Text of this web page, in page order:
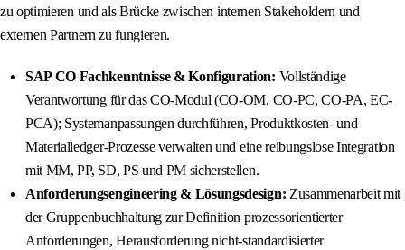
zu optimieren und als Brücke zwischen internen Stakeholdern und
externen Partnern zu fungieren.
SAP CO Fachkenntnisse & Konfiguration: Vollständige
Verantwortung für das CO-Modul (CO-OM, CO-PC, CO-PA, EC-
PCA); Systemanpassungen durchführen, Produktkosten- und
Materialledger-Prozesse verwalten und eine reibungslose Integration
mit MM, PP, SD, PS und PM sicherstellen.
Anforderungsengineering & Lösungsdesign: Zusammenarbeit mit
der Gruppenbuchhaltung zur Definition prozessorientierter
Anforderungen, Herausforderung nicht-standardisierter